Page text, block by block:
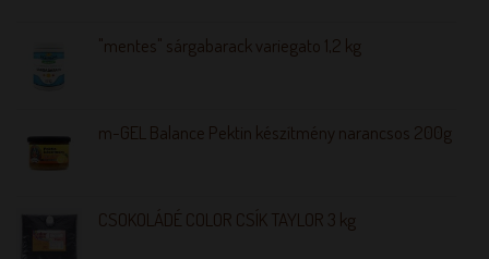
"mentes" sárgabarack variegato 1,2 kg
m-GEL Balance Pektin készítmény narancsos 200g
CSOKOLÁDÉ COLOR CSÍK TAYLOR 3 kg